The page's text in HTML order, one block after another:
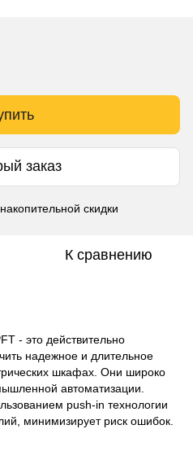
заказ
скидки
К сравнению
- это действительно
надежное и длительное
шкафах. Они широко
автоматизации.
push-in технологии
минимизирует риск ошибок.